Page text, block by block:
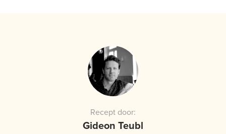
Recept door:
Gideon Teubl